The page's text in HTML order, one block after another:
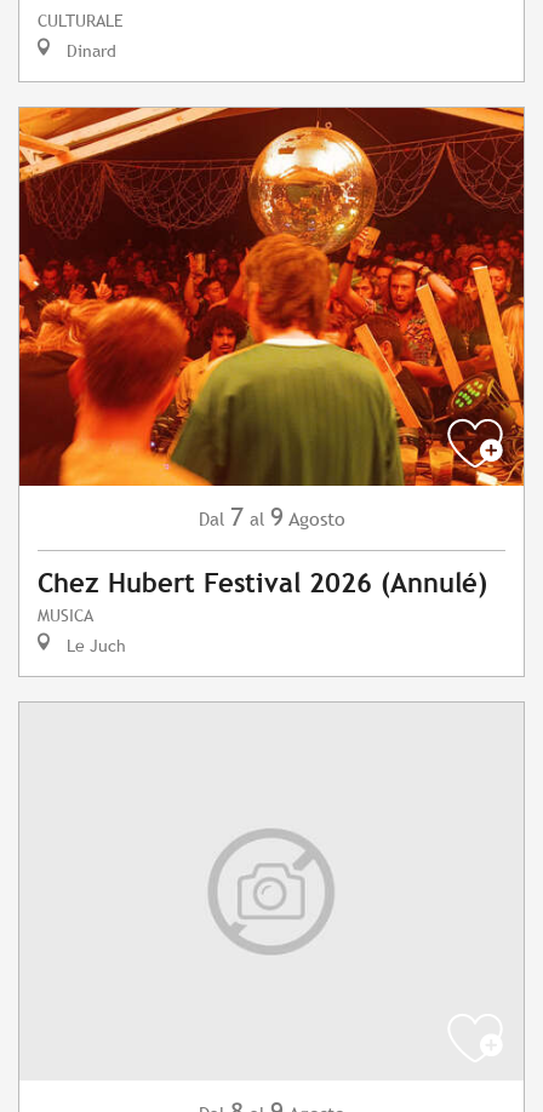
CULTURALE
Dinard
Dal 7 al 9 Agosto
Chez Hubert Festival 2026 (Annulé)
MUSICA
Le Juch